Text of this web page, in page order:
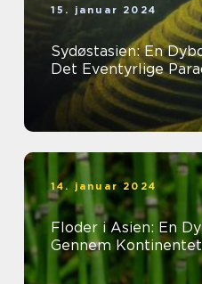
15. januar 2024
Sydøstasien: En
Det Eventyrlige
14. januar 2024
Floder i Asien: En
Gennem